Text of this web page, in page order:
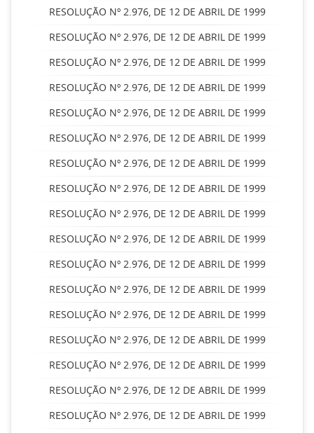
RESOLUÇÃO Nº 2.976, DE 12 DE ABRIL DE 1999
RESOLUÇÃO Nº 2.976, DE 12 DE ABRIL DE 1999
RESOLUÇÃO Nº 2.976, DE 12 DE ABRIL DE 1999
RESOLUÇÃO Nº 2.976, DE 12 DE ABRIL DE 1999
RESOLUÇÃO Nº 2.976, DE 12 DE ABRIL DE 1999
RESOLUÇÃO Nº 2.976, DE 12 DE ABRIL DE 1999
RESOLUÇÃO Nº 2.976, DE 12 DE ABRIL DE 1999
RESOLUÇÃO Nº 2.976, DE 12 DE ABRIL DE 1999
RESOLUÇÃO Nº 2.976, DE 12 DE ABRIL DE 1999
RESOLUÇÃO Nº 2.976, DE 12 DE ABRIL DE 1999
RESOLUÇÃO Nº 2.976, DE 12 DE ABRIL DE 1999
RESOLUÇÃO Nº 2.976, DE 12 DE ABRIL DE 1999
RESOLUÇÃO Nº 2.976, DE 12 DE ABRIL DE 1999
RESOLUÇÃO Nº 2.976, DE 12 DE ABRIL DE 1999
RESOLUÇÃO Nº 2.976, DE 12 DE ABRIL DE 1999
RESOLUÇÃO Nº 2.976, DE 12 DE ABRIL DE 1999
RESOLUÇÃO Nº 2.976, DE 12 DE ABRIL DE 1999